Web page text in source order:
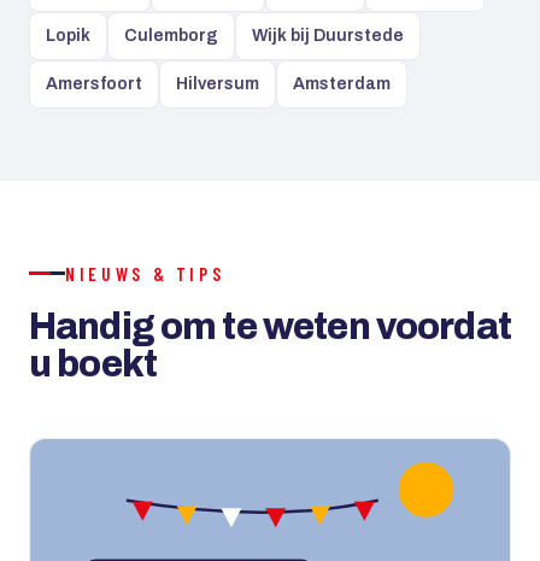
Lopik Culemborg Wijk bij Duurstede
Amersfoort Hilversum Amsterdam
NIEUWS & TIPS
Handig om te weten voordat
u boekt